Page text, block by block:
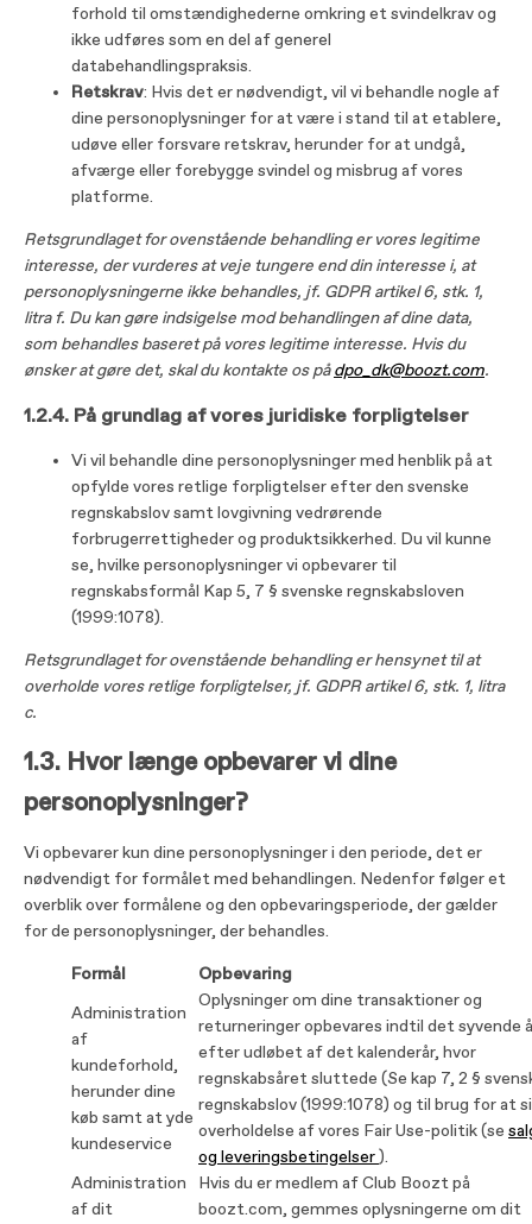
forhold til omstændighederne omkring et svindelkrav og
ikke udføres som en del af generel
databehandlingspraksis.
Retskrav: Hvis det er nødvendigt, vil vi behandle nogle af
dine personoplysninger for at være i stand til at etablere,
udøve eller forsvare retskrav, herunder for at undgå,
afværge eller forebygge svindel og misbrug af vores
platforme.
Retsgrundlaget for ovenstående behandling er vores legitime
interesse, der vurderes at veje tungere end din interesse i, at
personoplysningerne ikke behandles, jf. GDPR artikel 6, stk. 1,
litra f. Du kan gøre indsigelse mod behandlingen af dine data,
som behandles baseret på vores legitime interesse. Hvis du
ønsker at gøre det, skal du kontakte os pådpo_dk@boozt.com.
1.2.4. På grundlag af vores juridiske forpligtelser
Vi vil behandle dine personoplysninger med henblik på at
opfylde vores retlige forpligtelser efter den svenske
regnskabslov samt lovgivning vedrørende
forbrugerrettigheder og produktsikkerhed. Du vil kunne
se, hvilke personoplysninger vi opbevarer til
regnskabsformål Kap 5, 7 § svenske regnskabsloven
(1999:1078).
Retsgrundlaget for ovenstående behandling er hensynet til at
overholde vores retlige forpligtelser, jf. GDPR artikel 6, stk. 1, litra
c.
1.3. Hvor længe opbevarer vi dine
personoplysninger?
Vi opbevarer kun dine personoplysninger i den periode, det er
nødvendigt for formålet med behandlingen. Nedenfor følger et
overblik over formålene og den opbevaringsperiode, der gælder
for de personoplysninger, der behandles.
Formål
Opbevaring
Administration
af
kundeforhold,
herunder dine
køb samt at yde
kundeservice
Oplysninger om dine transaktioner og
returneringer opbevares indtil det syvende
efter udløbet af det kalenderår, hvor
regnskabsåret sluttede (Se kap 7, 2 §
regnskabslov (1999:1078) og til brug for at
overholdelse af vores Fair Use-politik (se
og leveringsbetingelser).
Administration
af dit
Hvis du er medlem af Club Boozt på
boozt.com, gemmes oplysningerne om dit